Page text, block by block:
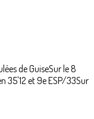
de GuiseSur le 8
35'12 et 9e ESP/33Sur